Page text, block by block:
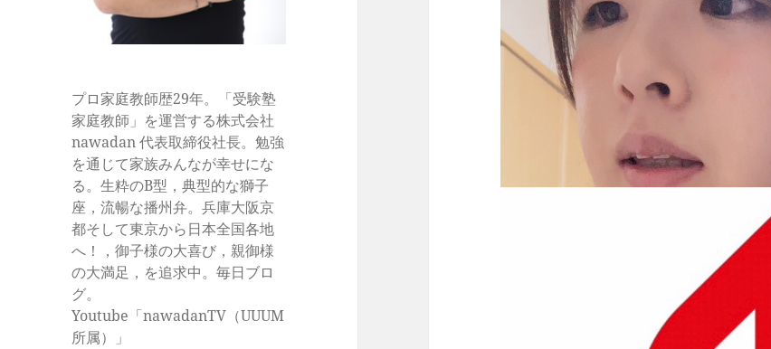
プロ家庭教師歴29年。「受験塾
家庭教師」を運営する株式会社
nawadan 代表取締役社長。勉強
を通じて家族みんなが幸せにな
る。生粋のB型，典型的な獅子
座，流暢な播州弁。兵庫大阪京
都そして東京から日本全国各地
へ！，御子様の大喜び，親御様
の大満足，を追求中。毎日ブロ
グ。
Youtube「nawadanTV（UUUM
所属）」